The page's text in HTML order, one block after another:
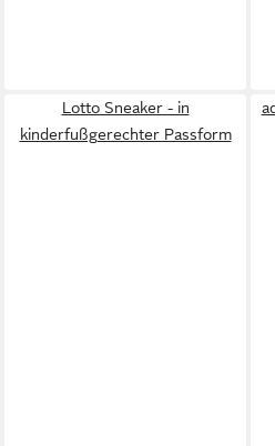
Lotto Sneaker - in
kinderfußgerechter Passform